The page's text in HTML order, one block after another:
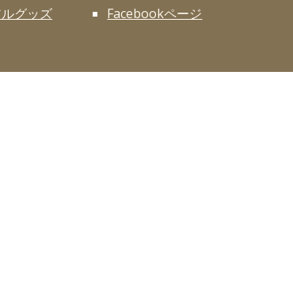
グッズ
Facebookページ